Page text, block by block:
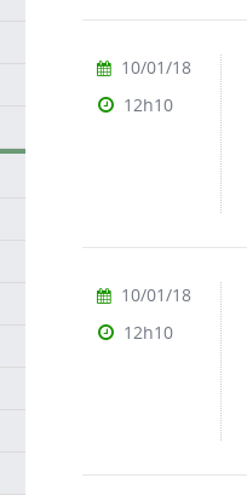
10/01/18
12h10
10/01/18
12h10